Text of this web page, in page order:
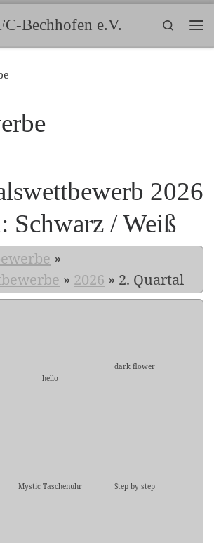
Bechhofen e.V.
Search
2026
Schwarz / Weiß
»
» 2026 » 2. Quartal
hello
dark flower
Mystic Taschenuhr Step by step